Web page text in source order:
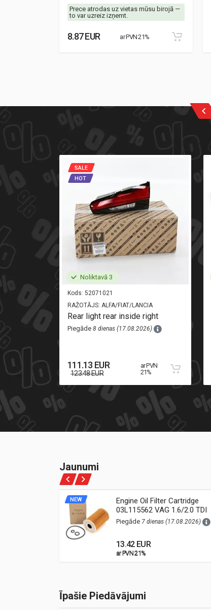
Prece atrodas uz vietas mūsu birojā —
to var uzreiz izņemt.
8.87 EUR ar PVN 21%
21%
Noliktavā 3
Kods: 52071021
RAŽOTĀJS: ALFA/FIAT/LANCIA
SALE
HOT
Rear light rear inside right
Piegāde 8 dienas (17.08.2026)
111.13 EUR
123.48 EUR
ar PVN
21%
Jaunumi
NEW
Engine Oil Filter Cartridge
03L115562 VAG 1.6/2.0 TDI
(Audi, VW, Škoda, Seat)
Piegāde 7 dienas (17.08.2026)
13.42 EUR
ar PVN 21%
ar PVN 21%
Īpašie Piedāvājumi